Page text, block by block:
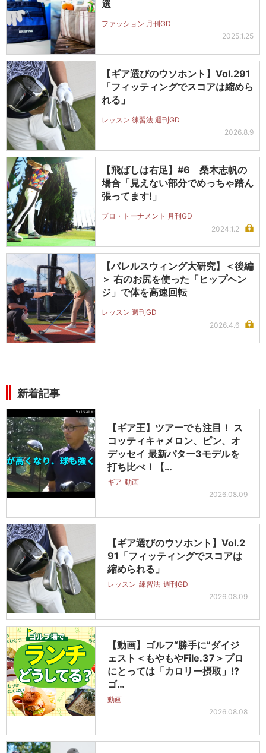
選
ファッション 月刊GD
2025.1.25
【ギア選びのウソホント】Vol.291
「フィッティングでスコアは縮めら
れる」
レッスン 練習法 週刊GD
2026.8.9
【飛ばしは右足】#6 桑木志帆の
場合「見えない部分でめっちゃ踏ん
張ってます!」
プロ・トーナメント 月刊GD
2024.1.2
【バレルスウィング大研究】＜後編
＞ 右のお尻を使った「ヒップヘン
ジ」で体を高速回転
レッスン 週刊GD
2026.4.6
新着記事
【ギア王】ツアーでも注目！ ス
コッティキャメロン、ピン、オ
デッセイ 最新パター3モデルを
打ち比べ！【…
ギア 動画
2026.08.09
【ギア選びのウソホント】Vol.2
91「フィッティングでスコアは
縮められる」
レッスン 練習法 週刊GD
2026.08.09
【動画】ゴルフ“勝手に”ダイジ
ェスト＜もやもやFile.37＞プロ
にとっては「カロリー摂取」!?
ゴ…
動画
2026.08.08